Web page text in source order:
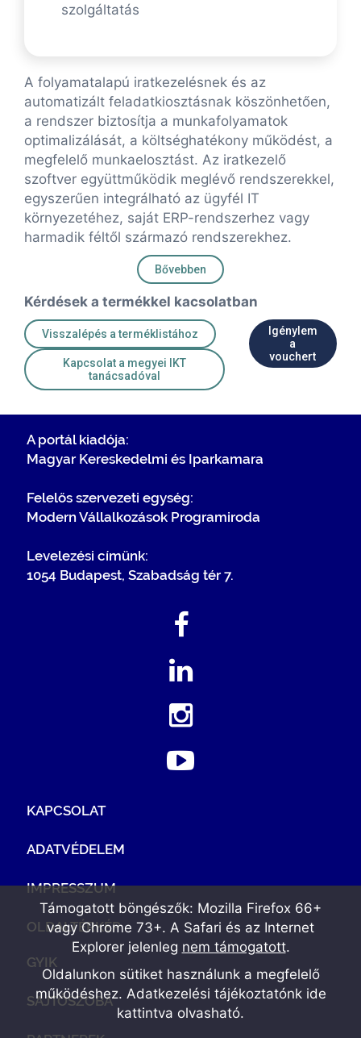
szolgáltatás
A folyamatalapú iratkezelésnek és az
automatizált feladatkiosztásnak köszönhetően,
a rendszer biztosítja a munkafolyamatok
optimalizálását, a költséghatékony működést, a
megfelelő munkaelosztást. Az iratkezelő
szoftver együttműködik meglévő rendszerekkel,
egyszerűen integrálható az ügyfél IT
környezetéhez, saját ERP-rendszerhez vagy
harmadik féltől származó rendszerekhez.
Bővebben
Kérdések a termékkel kacsolatban
Visszalépés a terméklistához
Kapcsolat a megyei IKT
tanácsadóval
Igénylem
a
vouchert
A portál kiadója:
Magyar Kereskedelmi és Iparkamara
Felelős szervezeti egység:
Modern Vállalkozások Programiroda
Levelezési címünk:
1054 Budapest, Szabadság tér 7.
KAPCSOLAT
ADATVÉDELEM
IMPRESSZUM
OLDALTÉRKÉP
GYIK
SAJTÓSZOBA
Támogatott böngészők: Mozilla Firefox 66+
vagy Chrome 73+. A Safari és az Internet
Explorer jelenleg nem támogatott.
Oldalunkon sütiket használunk a megfelelő
működéshez. Adatkezelési tájékoztatónk ide
kattintva olvasható.